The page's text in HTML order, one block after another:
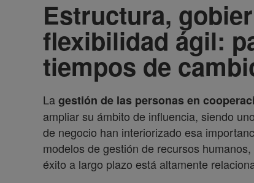
Estructura,
flexibilidad ágil:
tiempos de
Lagestión de las personas en
ampliar su ámbito de influencia, siendo
de negocio han interiorizado esa
modelos de gestión de recursos
éxito a largo plazo está altamente